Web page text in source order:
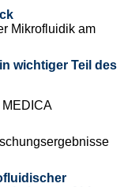
Mikrofluidik am
wichtiger Teil des
MEDICA